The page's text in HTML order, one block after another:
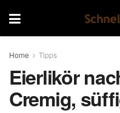
Home Tipps
Eierlikör
Cremig,